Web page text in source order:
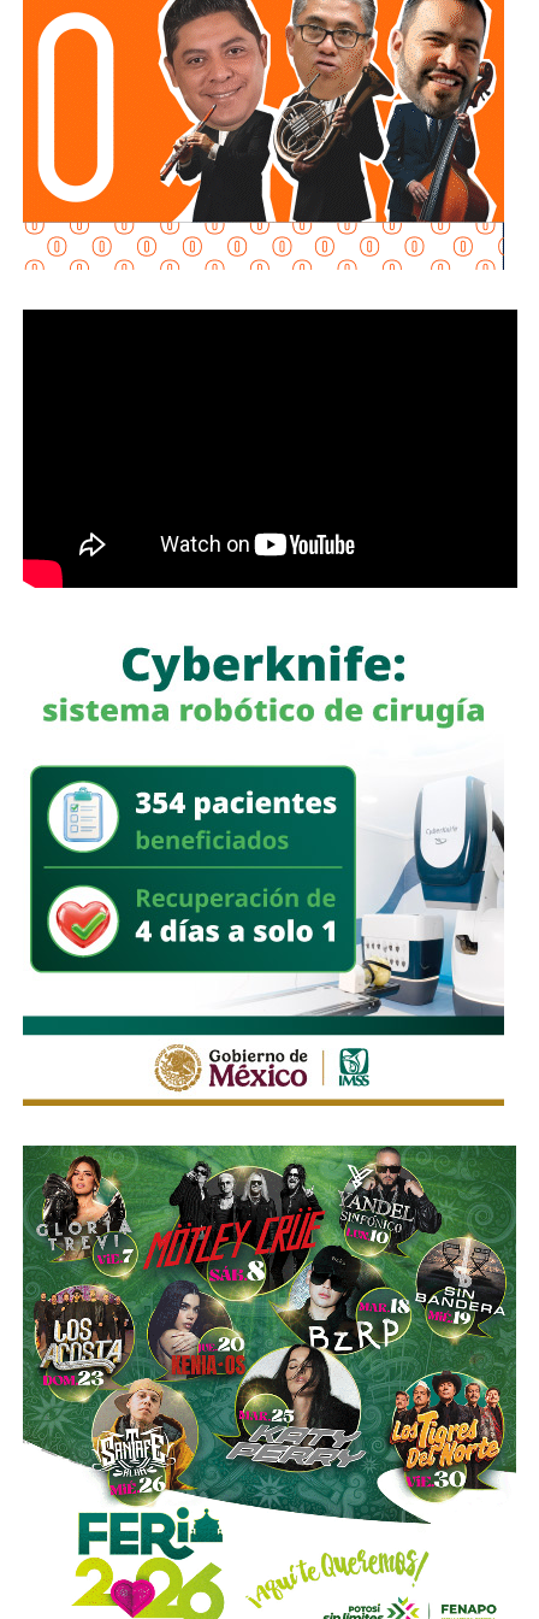
emergencia y garantizar más seguridad y tranquilidad a las
familias potosinas.
Defensa Nacional mediante la aplicación del Plan DN-III-E,